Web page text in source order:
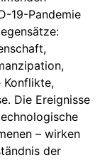
19-Pandemie
Die Ereignisse
– wirken
der